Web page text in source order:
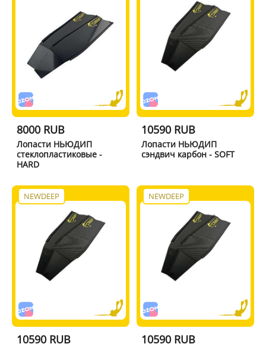
8000 RUB
Лопасти НЬЮДИП
стеклопластиковые -
HARD
10590 RUB
Лопасти НЬЮДИП
сэндвич карбон - SOFT
NEWDEEP
10590 RUB
NEWDEEP
10590 RUB